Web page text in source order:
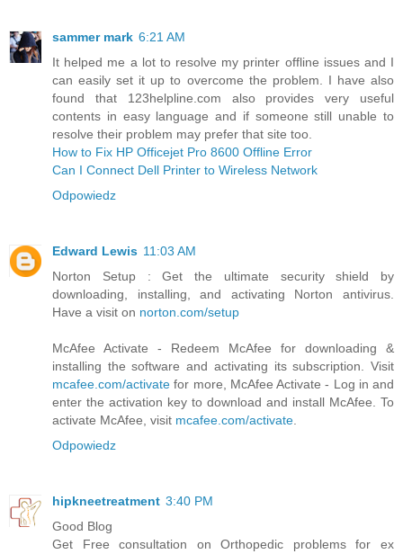
sammer mark 6:21 AM
It helped me a lot to resolve my printer offline issues and I
can easily set it up to overcome the problem. I have also
found that 123helpline.com also provides very useful
contents in easy language and if someone still unable to
resolve their problem may prefer that site too.
How to Fix HP Officejet Pro 8600 Offline Error
Can I Connect Dell Printer to Wireless Network
Odpowiedz
Edward Lewis 11:03 AM
Norton Setup : Get the ultimate security shield by
downloading, installing, and activating Norton antivirus.
Have a visit on norton.com/setup
McAfee Activate - Redeem McAfee for downloading &
installing the software and activating its subscription. Visit
mcafee.com/activate for more, McAfee Activate - Log in and
enter the activation key to download and install McAfee. To
activate McAfee, visit mcafee.com/activate.
Odpowiedz
hipkneetreatment 3:40 PM
Good Blog
Get Free consultation on Orthopedic problems for ex